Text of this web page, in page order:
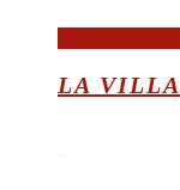
LA VILLA